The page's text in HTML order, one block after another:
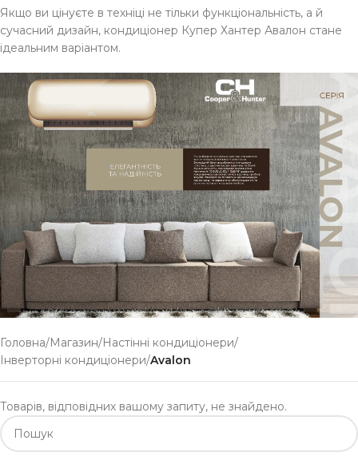
Якщо ви цінуєте в техніці не тільки функціональність, а й
сучасний дизайн, кондиціонер Купер Хантер Авалон стане
ідеальним варіантом.
Головна/Магазин/Настінні кондиціонери/
Інверторні кондиціонери/Avalon
Товарів, відповідних вашому запиту, не знайдено.